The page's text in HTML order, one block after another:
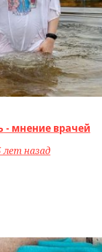
- мнение врачей
лет назад